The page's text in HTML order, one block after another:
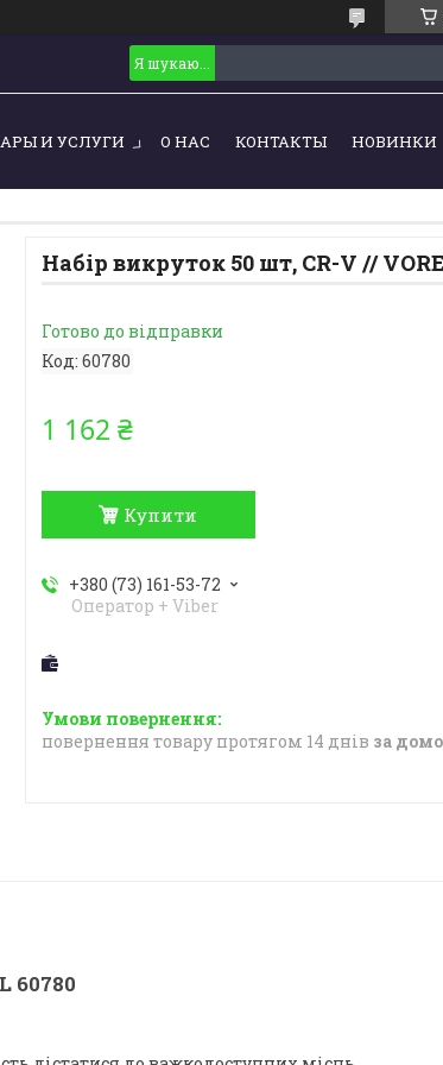
И УСЛУГИ О НАС КОНТАКТЫ НОВИНКИ
Набір викруток 50 шт, CR-V //
Готово до відправки
Код: 60780
1 162 ₴
Купити
+380 (73) 161-53-72
Оператор + Viber
повернення товару протягом 14 днів за